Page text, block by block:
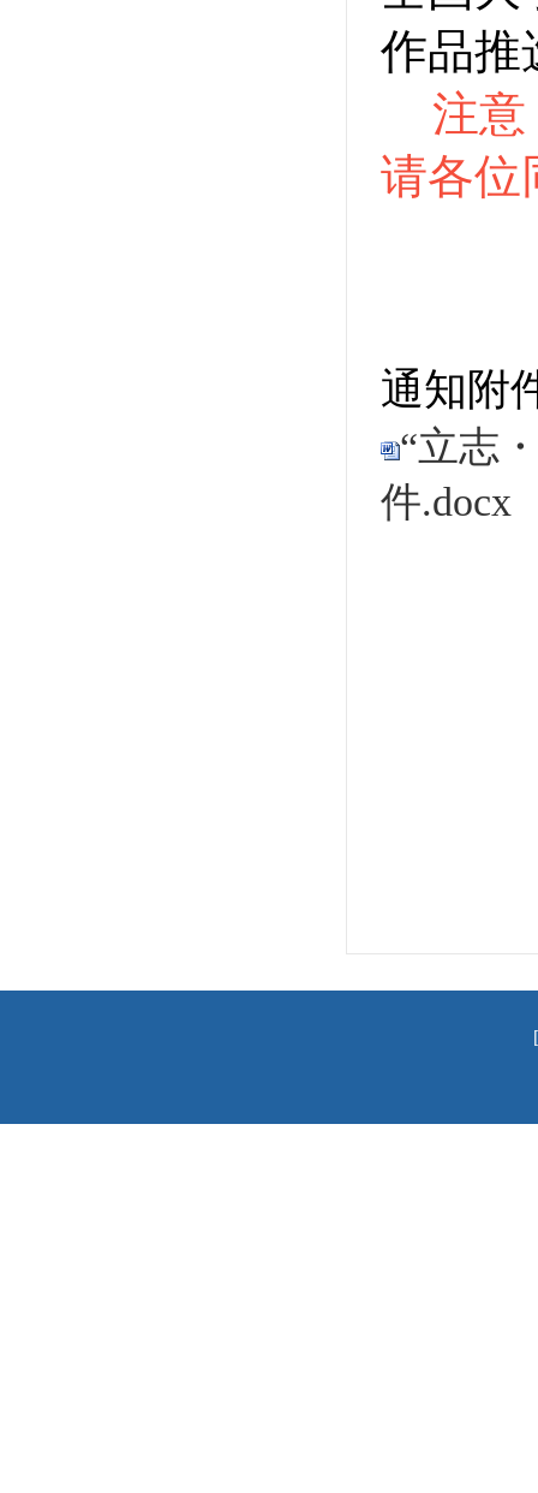
作品推
注
请各位
通知附
“立志
件.docx